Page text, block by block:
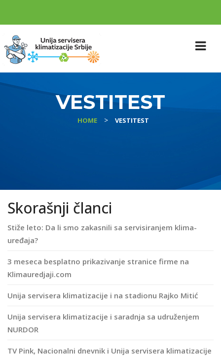
VESTITEST
HOME > VESTITEST
Skorašnji članci
Stiže leto: Da li smo zakasnili sa servisiranjem klima-
uređaja?
3 meseca besplatno prikazivanje stranice firme na
Klimauredjaji.com
Unija servisera klimatizacije i na stadionu Rajko Mitić
Unija servisera klimatizacije i saradnja sa udruženjem
NURDOR
TV Pink, Nacionalni dnevnik i Unija servisera klimatizacije